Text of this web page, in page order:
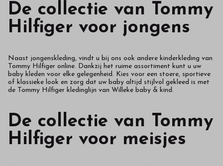
De collectie van Tommy
Hilfiger voor jongens
Naast jongenskleding, vindt u bij ons ook andere kinderkleding van
Tommy Hilfiger online. Dankzij het ruime assortiment kunt u uw
baby kleden voor elke gelegenheid. Kies voor een stoere, sportieve
of klassieke look en zorg dat uw baby altijd stijlvol gekleed is met
de Tommy Hilfiger kledinglijn van Willeke baby & kind.
De collectie van Tommy
Hilfiger voor meisjes